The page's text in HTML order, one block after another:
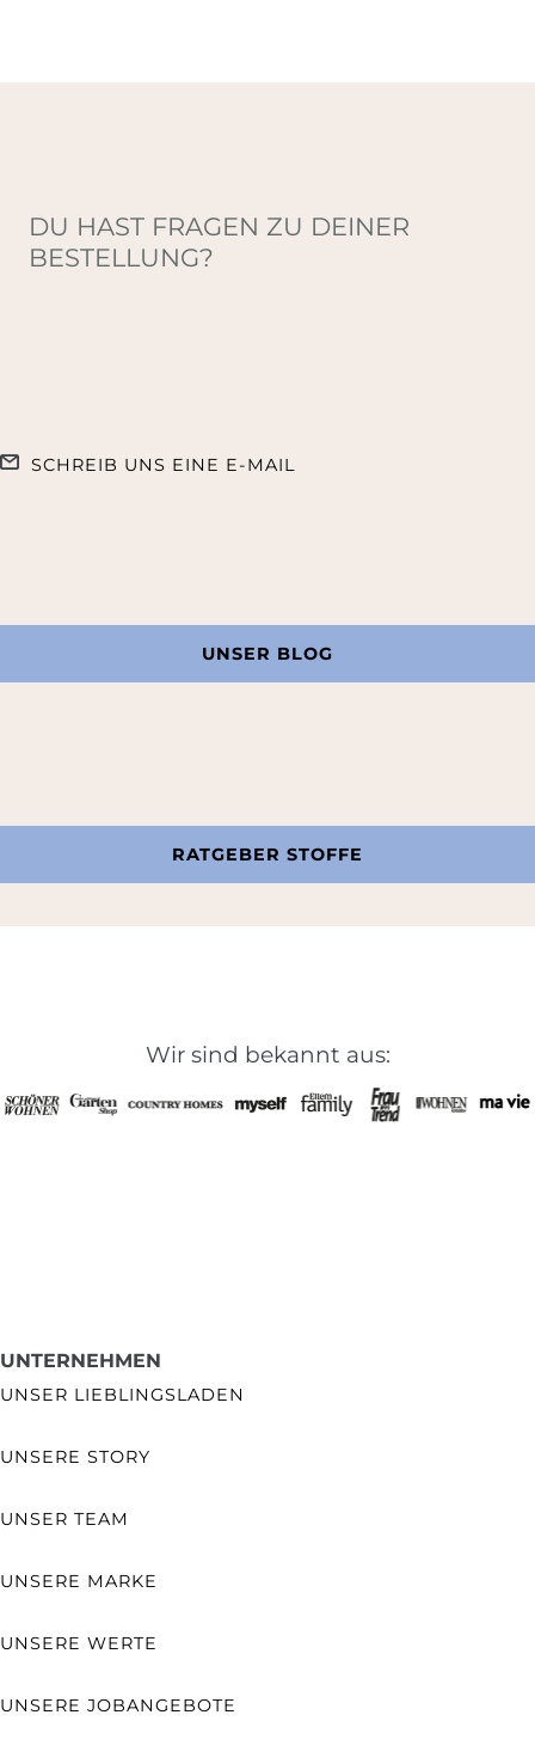
DU HAST FRAGEN ZU DEINER
BESTELLUNG?
SCHREIB UNS EINE E-MAIL
UNSER BLOG
RATGEBER STOFFE
Wir sind bekannt aus:
UNTERNEHMEN
UNSER LIEBLINGSLADEN
UNSERE STORY
UNSER TEAM
UNSERE MARKE
UNSERE WERTE
UNSERE JOBANGEBOTE